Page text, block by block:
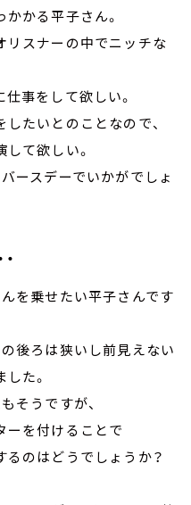
かる平子さん。
リスナーの中でニッチな
事をして欲しい。
たいとのことなので、
て欲しい。
ースデーでいかがでしょ
を乗せたい平子さんです
後ろは狭いし前見えない
た。
そうですが、
ーを付けることで
のはどうでしょうか？